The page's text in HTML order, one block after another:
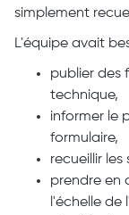
simplement
L'équipe avait
publier des
technique,
informer le
formulaire,
recueillir
prendre en
l'échelle de